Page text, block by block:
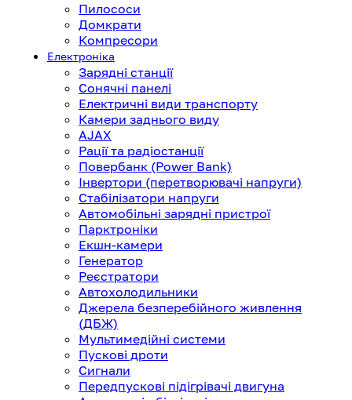
Пилососи
Домкрати
Компресори
Електроніка
Зарядні станції
Сонячні панелі
Електричні види транспорту
Камери заднього виду
AJAX
Рації та радіостанції
Повербанк (Power Bank)
Інвертори (перетворювачі напруги)
Стабілізатори напруги
Автомобільні зарядні пристрої
Парктроніки
Екшн-камери
Генератор
Реєстратори
Автохолодильники
Джерела безперебійного живлення
(ДБЖ)
Мультимедійні системи
Пускові дроти
Сигнали
Передпускові підігрівачі двигуна